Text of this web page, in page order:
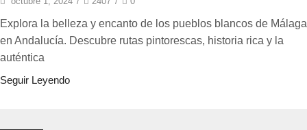
Explora la belleza y encanto de los pueblos blancos de Málaga
en Andalucía. Descubre rutas pintorescas, historia rica y la
auténtica
Seguir Leyendo